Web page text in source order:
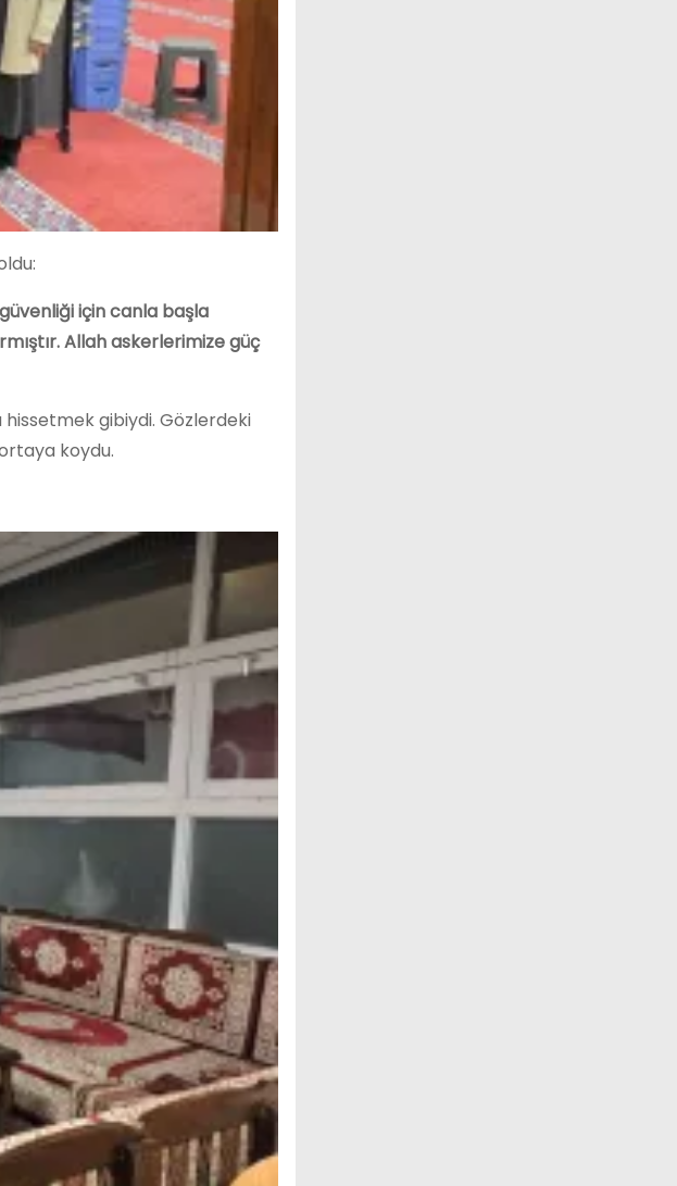
için canla başla
Allah askerlerimize güç
gibiydi. Gözlerdeki
koydu.